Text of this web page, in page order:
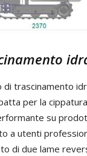
di trascinamento
per la
su
a utenti
di due lame